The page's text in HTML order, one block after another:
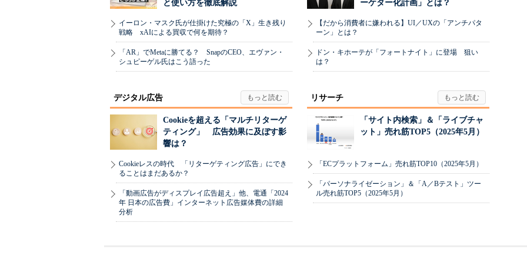
と使い方を徹底解説
イーロン・マスク氏が仕掛けた究極の「X」生き残り
戦略 xAIによる買収で何を期待？
「AR」でMetaに勝てる？ SnapのCEO、エヴァン・
シュピーゲル氏はこう語った
ーケター化計画」とは？
【だから消費者に嫌われる】UI／UXの「アンチパタ
ーン」とは？
ドン・キホーテが「フォートナイト」に登場 狙い
は？
デジタル広告
Cookieを超える「マルチリターゲ
ティング」 広告効果に及ぼす影
響は？
Cookieレスの時代 「リターゲティング広告」にでき
ることはまだあるか？
「動画広告がディスプレイ広告超え」他、電通「2024
年 日本の広告費」インターネット広告媒体費の詳細
分析
リサーチ
「サイト内検索」＆「ライブチャ
ット」売れ筋TOP5（2025年5月）
「ECプラットフォーム」売れ筋TOP10（2025年5月）
「パーソナライゼーション」＆「A／Bテスト」ツー
ル売れ筋TOP5（2025年5月）